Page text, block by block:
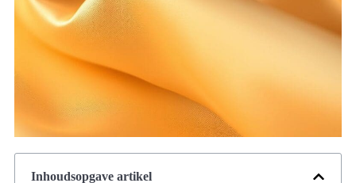
Inhoudsopgave artikel